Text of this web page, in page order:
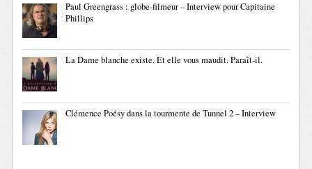
Paul Greengrass : globe-filmeur – Interview pour Capitaine
Phillips
La Dame blanche existe. Et elle vous maudit. Paraît-il.
Clémence Poésy dans la tourmente de Tunnel 2 – Interview